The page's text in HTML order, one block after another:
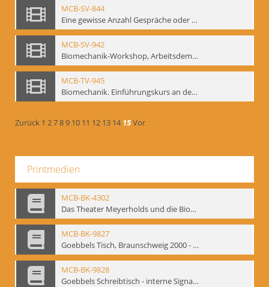
MCB-SV-844
Eine gewisse Anzahl Gespräche oder das völlig unbearbeitete Stundenbuch, Berlin 1995.
MCB-SV-942
Biomechanik-Workshop, Arbeitsdemonstration in der Staatsoper unter den Linden 2002
MCB-TV-945
Biomechanik. Einführungskurs an der HfS "Ernst Busch" 1995 (Vorarbeiten zu den Inszenierungen von T. Ostermeier u. Chr. v. Treskow). Teil 2
Zurück 1 2789 10 11 12 13 14 15Vor
Printmedien
MCB-BK-4302
Das Theater Meyerholds und die Biomechanik
MCB-BK-9827
Goebbels Tisch, Braunschweig 2000 - interne Signatur: BM-prt-21-2
MCB-BK-9828
Goebbels Schreibtisch - interne Signatur: BM-prt-21-3